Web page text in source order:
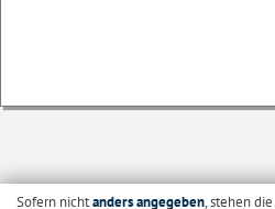
Sofern nichtanders angegeben, stehen